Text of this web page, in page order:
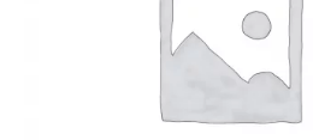
Les
options
peuvent